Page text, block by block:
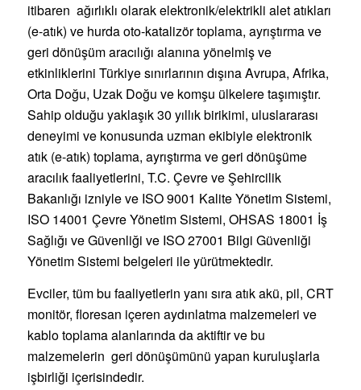
itibaren ağırlıklı olarak elektronik/elektrikli alet atıkları
(e-atık) ve hurda oto-katalizör toplama, ayrıştırma ve
geri dönüşüm aracılığı alanına yönelmiş ve
etkinliklerini Türkiye sınırlarının dışına Avrupa, Afrika,
Orta Doğu, Uzak Doğu ve komşu ülkelere taşımıştır.
Sahip olduğu yaklaşık 30 yıllık birikimi, uluslararası
deneyimi ve konusunda uzman ekibiyle elektronik
atık (e-atık) toplama, ayrıştırma ve geri dönüşüme
aracılık faaliyetlerini, T.C. Çevre ve Şehircilik
Bakanlığı izniyle ve ISO 9001 Kalite Yönetim Sistemi,
ISO 14001 Çevre Yönetim Sistemi, OHSAS 18001 İş
Sağlığı ve Güvenliği ve ISO 27001 Bilgi Güvenliği
Yönetim Sistemi belgeleri ile yürütmektedir.
Evciler, tüm bu faaliyetlerin yanı sıra atık akü, pil, CRT
monitör, floresan içeren aydınlatma malzemeleri ve
kablo toplama alanlarında da aktiftir ve bu
malzemelerin geri dönüşümünü yapan kuruluşlarla
işbirliği içerisindedir.